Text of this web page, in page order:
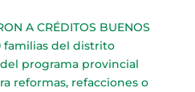
A CRÉDITOS BUENOS
familias del distrito
programa provincial
reformas, refacciones o